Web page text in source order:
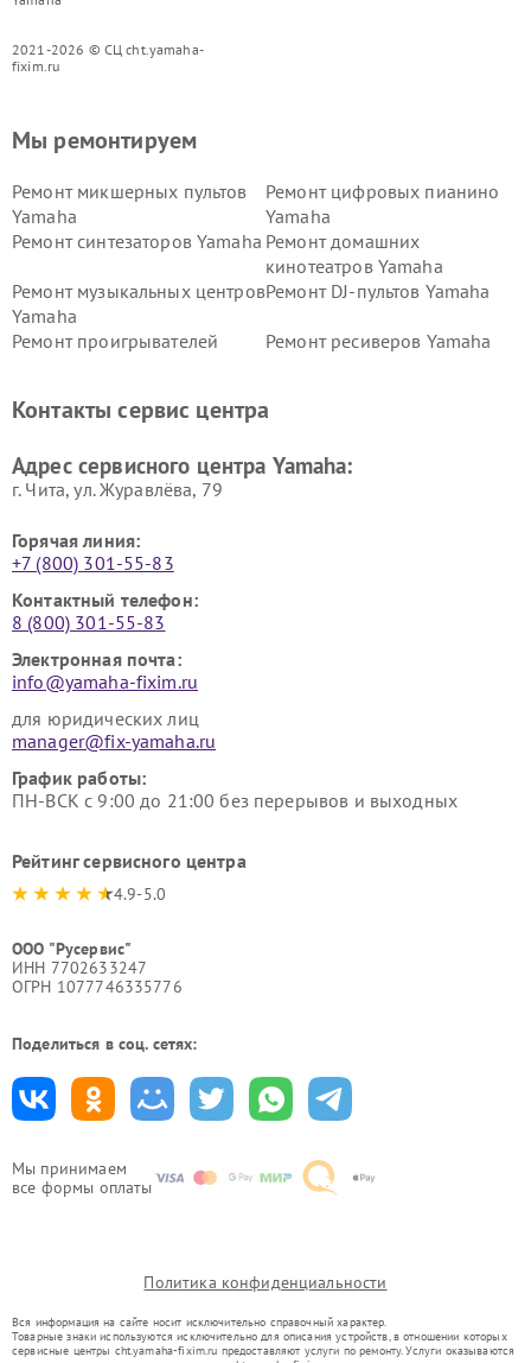
2021-2026 © СЦ cht.yamaha-
fixim.ru
Мы принимаем
все формы оплаты
Мы ремонтируем
Ремонт микшерных пультов
Yamaha
Ремонт цифровых пианино
Yamaha
Ремонт синтезаторов Yamaha Ремонт домашних
кинотеатров Yamaha
Ремонт музыкальных центров
Yamaha
Ремонт DJ-пультов Yamaha
Ремонт проигрывателей
Ремонт ресиверов Yamaha
Yamaha
Yamaha
Контакты сервис центра
Адрес сервисного центра Yamaha:
г. Чита, ул. Журавлёва, 79
Горячая линия:
+7 (800) 301-55-83
Контактный телефон:
8 (800) 301-55-83
Электронная почта:
info@yamaha-fixim.ru
для юридических лиц
manager@fix-yamaha.ru
График работы:
ПН-ВСК с 9:00 до 21:00 без перерывов и выходных
Рейтинг сервисного центра
4.9-5.0
ООО "Русервис"
ИНН 7702633247
ОГРН 1077746335776
Поделиться в соц. сетях:
Политика конфиденциальности
Вся информация на сайте носит исключительно справочный характер.
Товарные знаки используются исключительно для описания устройств, в отношении которых
сервисные центры cht.yamaha-fixim.ru предоставляют услуги по ремонту. Услуги оказываются